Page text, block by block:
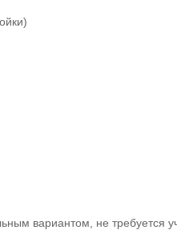
вариантом, не требуется